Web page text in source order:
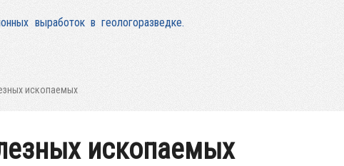
выработок в геологоразведке.
ископаемых
ископаемых